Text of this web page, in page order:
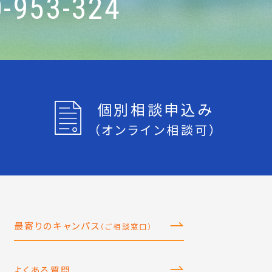
953-324
個別相談申込み
（オンライン相談可）
最寄りのキャンパス （ご相談窓口）